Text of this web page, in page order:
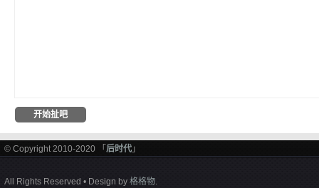
© Copyright 2010-2020 「 后时代 」
All Rights Reserved • Design by 格格物.